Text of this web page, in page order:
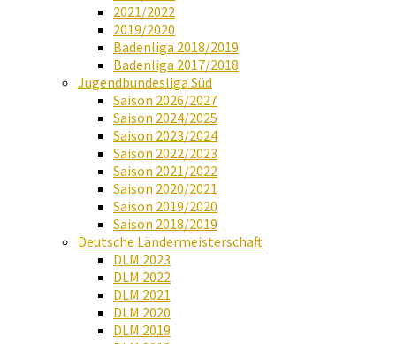
2021/2022
2019/2020
Badenliga 2018/2019
Badenliga 2017/2018
Jugendbundesliga Süd
Saison 2026/2027
Saison 2024/2025
Saison 2023/2024
Saison 2022/2023
Saison 2021/2022
Saison 2020/2021
Saison 2019/2020
Saison 2018/2019
Deutsche Ländermeisterschaft
DLM 2023
DLM 2022
DLM 2021
DLM 2020
DLM 2019